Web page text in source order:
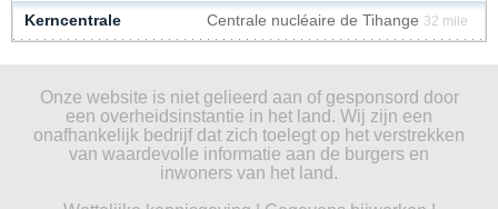
Kerncentrale Centrale nucléaire de Tihange 32 mile
Onze website is niet gelieerd aan of gesponsord door
een overheidsinstantie in het land. Wij zijn een
onafhankelijk bedrijf dat zich toelegt op het verstrekken
van waardevolle informatie aan de burgers en
inwoners van het land.